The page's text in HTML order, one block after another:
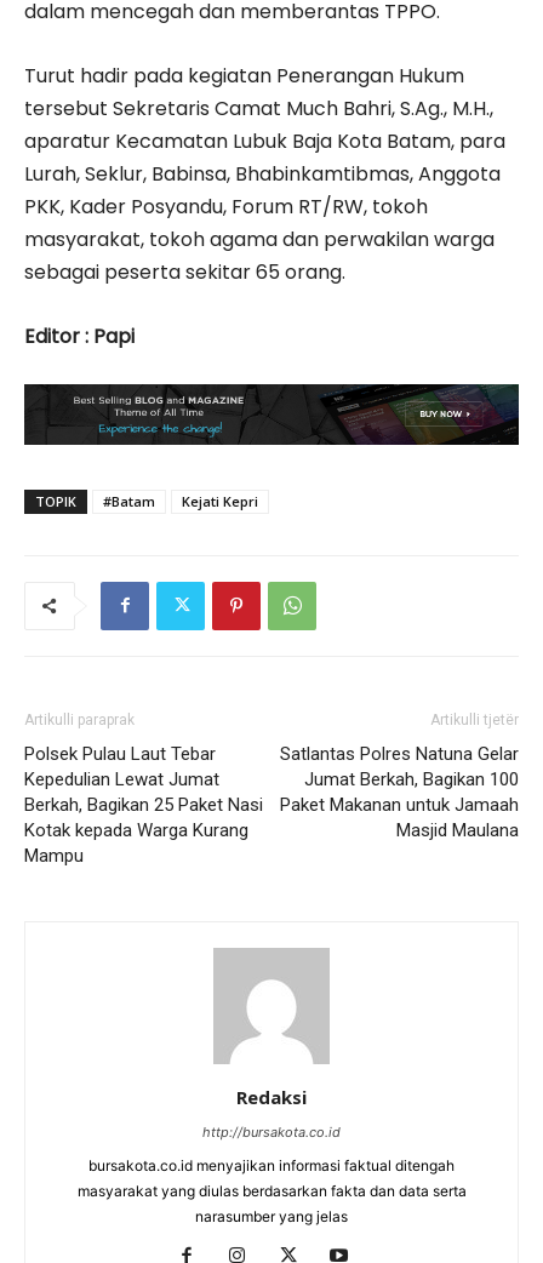
dalam mencegah dan memberantas TPPO.
Turut hadir pada kegiatan Penerangan Hukum
tersebut Sekretaris Camat Much Bahri, S.Ag., M.H.,
aparatur Kecamatan Lubuk Baja Kota Batam, para
Lurah, Seklur, Babinsa, Bhabinkamtibmas, Anggota
PKK, Kader Posyandu, Forum RT/RW, tokoh
masyarakat, tokoh agama dan perwakilan warga
sebagai peserta sekitar 65 orang.
Editor : Papi
TOPIK #Batam Kejati Kepri
Artikulli paraprak
Polsek Pulau Laut Tebar
Kepedulian Lewat Jumat
Berkah, Bagikan 25 Paket Nasi
Kotak kepada Warga Kurang
Mampu
Artikulli tjetër
Satlantas Polres Natuna Gelar
Jumat Berkah, Bagikan 100
Paket Makanan untuk Jamaah
Masjid Maulana
Redaksi
http://bursakota.co.id
bursakota.co.id menyajikan informasi faktual ditengah
masyarakat yang diulas berdasarkan fakta dan data serta
narasumber yang jelas